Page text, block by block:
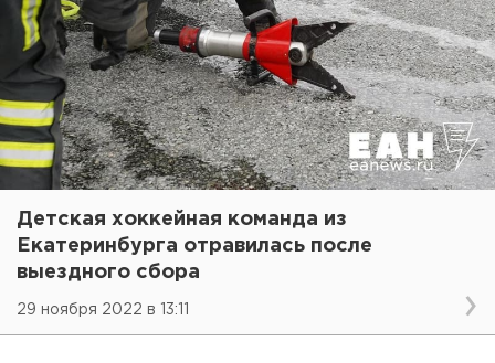
Детская хоккейная команда из
Екатеринбурга отравилась после
выездного сбора
29 ноября 2022 в 13:11